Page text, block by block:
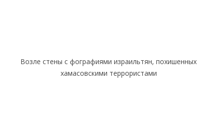
Возле стены с фографиями израильтян, похишенных
хамасовскими террористами